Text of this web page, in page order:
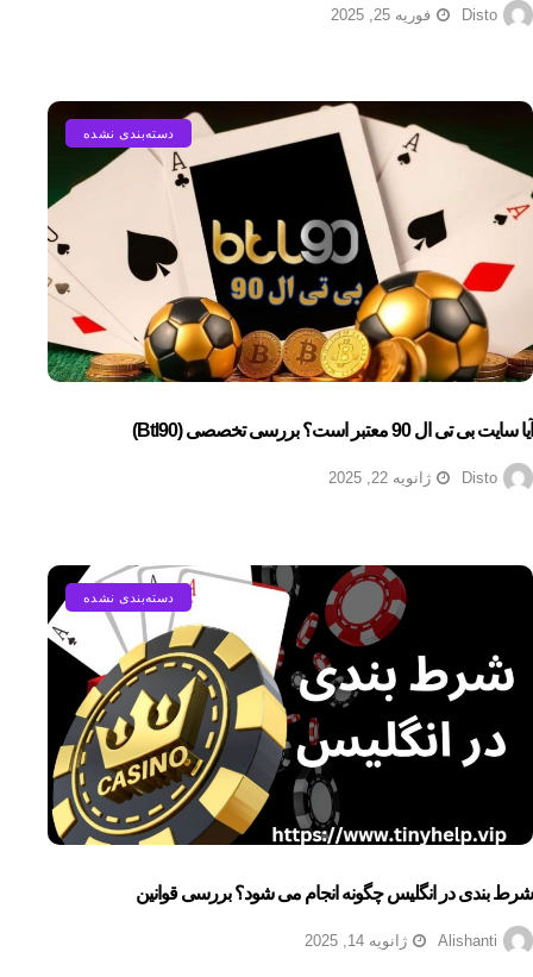
Disto فوریه 25, 2025
دسته‌بندی نشده
آیا سایت بی تی ال 90 معتبر است؟ بررسی تخصصی (btl90)
Disto ژانویه 22, 2025
دسته‌بندی نشده
شرط بندی در انگلیس چگونه انجام می شود؟ بررسی قوانین
Alishanti ژانویه 14, 2025